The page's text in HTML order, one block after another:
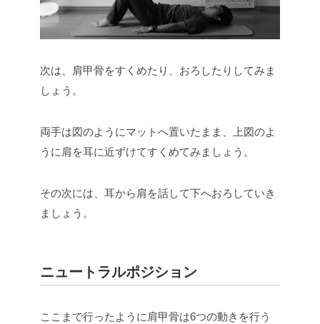
次は、肩甲骨をすくめたり、おろしたりしてみま
しょう。
両手は図のようにマットへ置いたまま、上図のよ
うに肩を耳に近ずけてすくめてみましょう。
その次には、耳から肩を話して下へおろしていき
ましょう。
ニュートラルポジション
ここまで行ったように肩甲骨は6つの動きを行う